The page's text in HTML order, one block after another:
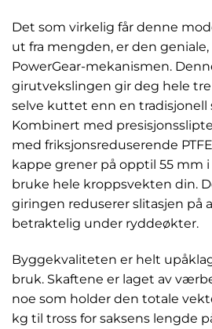
Det som virkelig får denne
ut fra mengden, er den
PowerGear-mekanismen.
girutvekslingen gir deg hele
selve kuttet enn en tradisjonell
Kombinert med
med friksjonsreduserende
kappe grener på opptil 55 mm
bruke hele kroppsvekten din.
giringen reduserer slitasjen på
betraktelig under ryddeøkter.
Byggekvaliteten er helt
bruk. Skaftene er laget av
noe som holder den totale
kg til tross for saksens lengde